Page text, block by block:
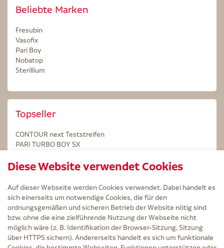
Beliebte Marken
Fresubin
Vasofix
Pari Boy
Nobatop
Sterillium
Topseller
CONTOUR next Teststreifen
PARI TURBO BOY SX
Kintex Kinesiologie Tape blau
Service
Versand und Lieferzeit
Kontakt
Diese Website verwendet Cookies
Auf dieser Webseite werden Cookies verwendet. Dabei handelt es
sich einerseits um notwendige Cookies, die für den
ordnungsgemäßen und sicheren Betrieb der Website nötig sind
bzw. ohne die eine zielführende Nutzung der Webseite nicht
möglich wäre (z. B. Identifikation der Browser-Sitzung, Sitzung
über HTTPS sichern). Andererseits handelt es sich um funktionale